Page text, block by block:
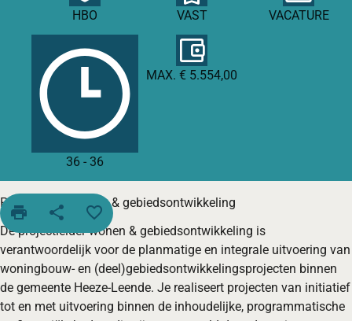
HBO VAST VACATURE
36 - 36
MAX. € 5.554,00
print share favorite_border
Projectleider wonen & gebiedsontwikkeling
De projectleider wonen & gebiedsontwikkeling is
verantwoordelijk voor de planmatige en integrale uitvoering van
woningbouw‑ en (deel)gebiedsontwikkelingsprojecten binnen
de gemeente Heeze‑Leende. Je realiseert projecten van initiatief
tot en met uitvoering binnen de inhoudelijke, programmatische